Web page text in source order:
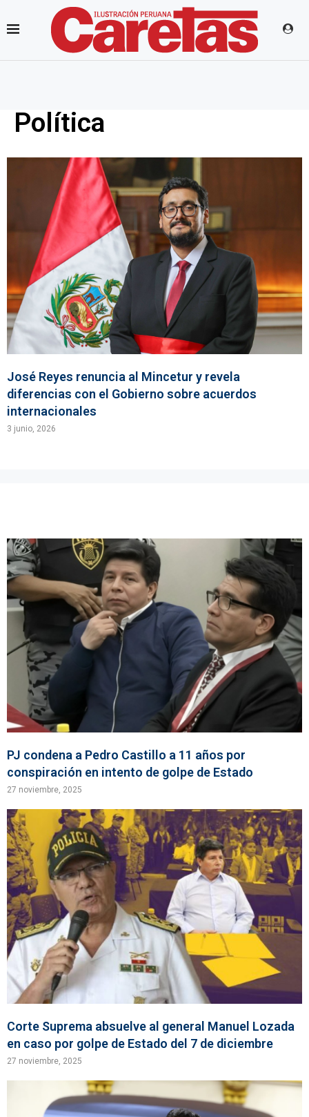
Política
José Reyes renuncia al Mincetur y revela
diferencias con el Gobierno sobre acuerdos
internacionales
3 junio, 2026
PJ condena a Pedro Castillo a 11 años por
conspiración en intento de golpe de Estado
27 noviembre, 2025
Corte Suprema absuelve al general Manuel Lozada
en caso por golpe de Estado del 7 de diciembre
27 noviembre, 2025